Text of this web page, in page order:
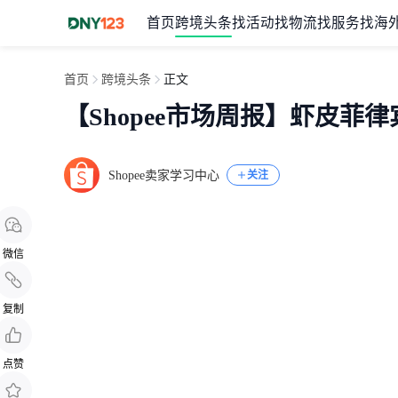
首页 跨境头条找活动找物流找服务找海
微信
复制
点赞
首页 跨境头条 正文
【Shopee市场周报】虾皮菲
Shopee卖家学习中心 关注